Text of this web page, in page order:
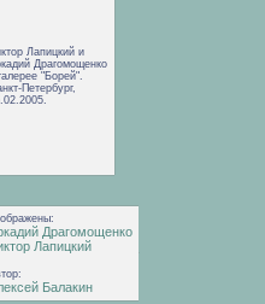
Лапицкий и
Драгомощенко
"Борей".
Петербург,
Драгомощенко
Лапицкий
Балакин